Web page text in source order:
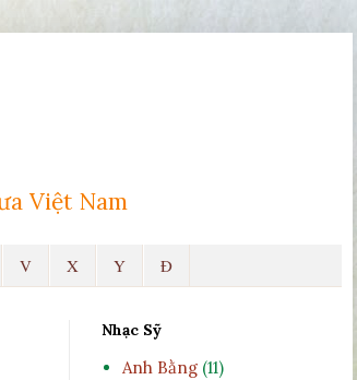
Việt Nam
V X Y Đ
Nhạc Sỹ
Anh Bằng (11)